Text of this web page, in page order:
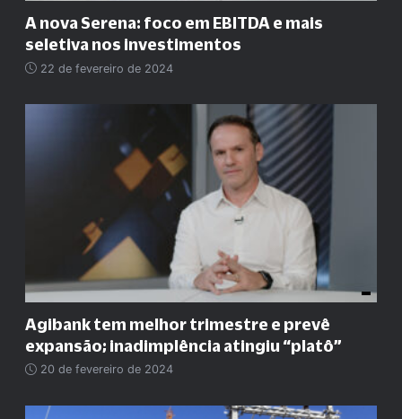
A nova Serena: foco em EBITDA e mais
seletiva nos investimentos
22 de fevereiro de 2024
Agibank tem melhor trimestre e prevê
expansão; inadimplência atingiu “platô”
20 de fevereiro de 2024